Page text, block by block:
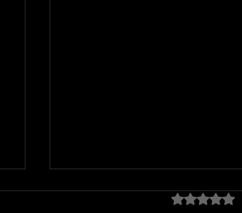
Avaliado